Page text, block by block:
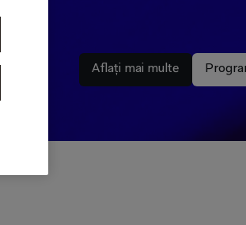
Aflați mai multe